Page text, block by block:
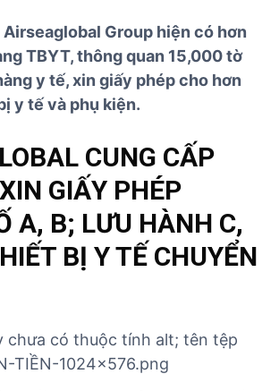
Group hiện có hơn
TBYT, thông quan 15,000 tờ
y tế, xin giấy phép cho hơn
y tế và phụ kiện.
CUNG CẤP
GIẤY PHÉP
A, B; LƯU HÀNH C,
BỊ Y TẾ CHUYỂN